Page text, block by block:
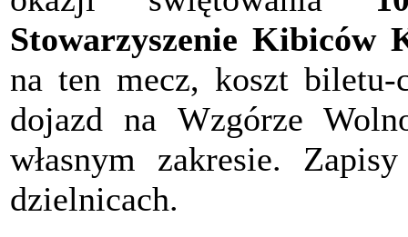
Stowarzyszenie Kibiców
na ten mecz, koszt
dojazd na Wzgórze
własnym zakresie.
dzielnicach.